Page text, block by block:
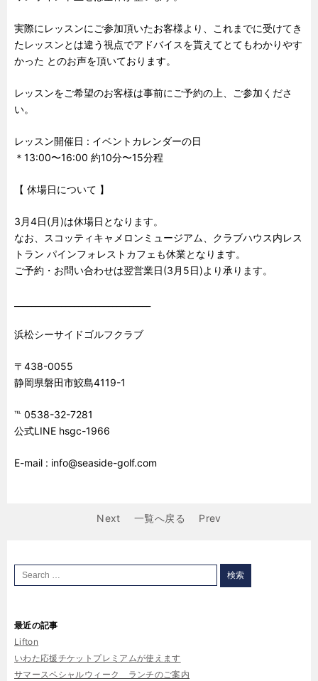
実際にレッスンにご参加頂いたお客様より、これまでに受けてき
たレッスンとは違う視点でアドバイスを貰えてとてもわかりやす
かった とのお声を頂いております。
レッスンをご希望のお客様は事前にご予約の上、ご参加くださ
い。
レッスン開催日 : イベントカレンダーの日
＊13:00〜16:00 約10分〜15分程
【 休場日について 】
3月4日(月)は休場日となります。
なお、スコッティキャメロンミュージアム、クラブハウス内レス
トラン パインフォレストカフェも休業となります。
ご予約・お問い合わせは翌営業日(3月5日)より承ります。
浜松シーサイドゴルフクラブ
〒438-0055
静岡県磐田市鮫島4119-1
℡ 0538-32-7281
公式LINE hsgc-1966
E-mail : info@seaside-golf.com
Next 一覧へ戻る Prev
最近の記事
Lifton
いわた応援チケットプレミアムが使えます
サマースペシャルウィーク ランチのご案内